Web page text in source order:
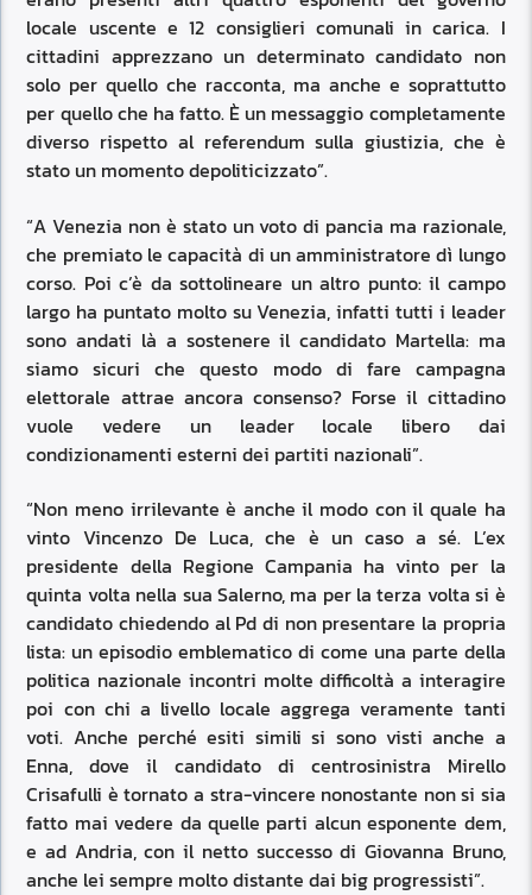
locale uscente e 12 consiglieri comunali in carica. I
cittadini apprezzano un determinato candidato non
solo per quello che racconta, ma anche e soprattutto
per quello che ha fatto. È un messaggio completamente
diverso rispetto al referendum sulla giustizia, che è
stato un momento depoliticizzato”.
“A Venezia non è stato un voto di pancia ma razionale,
che premiato le capacità di un amministratore dì lungo
corso. Poi c’è da sottolineare un altro punto: il campo
largo ha puntato molto su Venezia, infatti tutti i leader
sono andati là a sostenere il candidato Martella: ma
siamo sicuri che questo modo di fare campagna
elettorale attrae ancora consenso? Forse il cittadino
vuole vedere un leader locale libero dai
condizionamenti esterni dei partiti nazionali”.
“Non meno irrilevante è anche il modo con il quale ha
vinto Vincenzo De Luca, che è un caso a sé. L’ex
presidente della Regione Campania ha vinto per la
quinta volta nella sua Salerno, ma per la terza volta si è
candidato chiedendo al Pd di non presentare la propria
lista: un episodio emblematico di come una parte della
politica nazionale incontri molte difficoltà a interagire
poi con chi a livello locale aggrega veramente tanti
voti. Anche perché esiti simili si sono visti anche a
Enna, dove il candidato di centrosinistra Mirello
Crisafulli è tornato a stra-vincere nonostante non si sia
fatto mai vedere da quelle parti alcun esponente dem,
e ad Andria, con il netto successo di Giovanna Bruno,
anche lei sempre molto distante dai big progressisti”.